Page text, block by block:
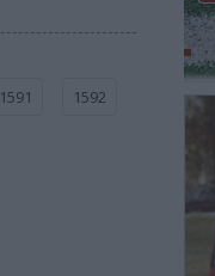
1591
1592